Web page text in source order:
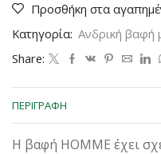
άντρες
ανοιχτό
γκρι
by
Nirvel
Προσθήκη στα
Κατηγορία: Ανδρική βαφή
Share:
ΠΕΡΙΓΡΑΦΉ
Η βαφή HOMME έχει